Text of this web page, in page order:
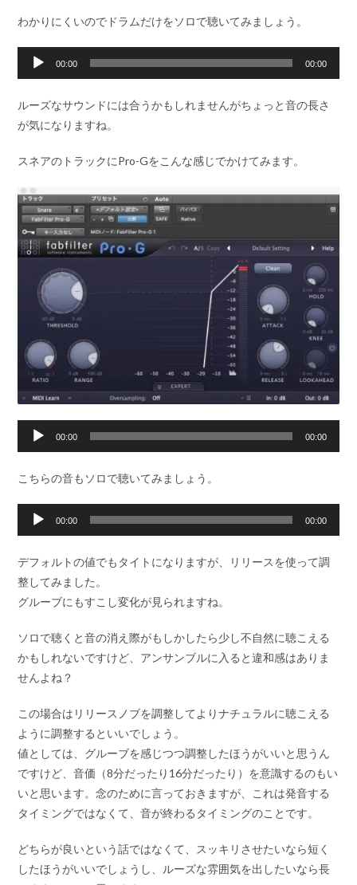
わかりにくいのでドラムだけをソロで聴いてみましょう。
声
ヤ
00:00 00:00
ルーズなサウンドには合うかもしれませんがちょっと音の長さ
が気になりますね。
スネアのトラックにPro-Gをこんな感じでかけてみます。
声
00:00 00:00
こちらの音もソロで聴いてみましょう。
声
ー
00:00 00:00
デフォルトの値でもタイトになりますが、リリースを使って調
整してみました。
グルーブにもすこし変化が見られますね。
ソロで聴くと音の消え際がもしかしたら少し不自然に聴こえる
かもしれないですけど、アンサンブルに入ると違和感はありま
せんよね？
この場合はリリースノブを調整してよりナチュラルに聴こえる
ように調整するといいでしょう。
値としては、グルーブを感じつつ調整したほうがいいと思うん
ですけど、音価（8分だったり16分だったり）を意識するのもい
いと思います。念のために言っておきますが、これは発音する
タイミングではなくて、音が終わるタイミングのことです。
どちらが良いという話ではなくて、スッキリさせたいなら短く
したほうがいいでしょうし、ルーズな雰囲気を出したいなら長